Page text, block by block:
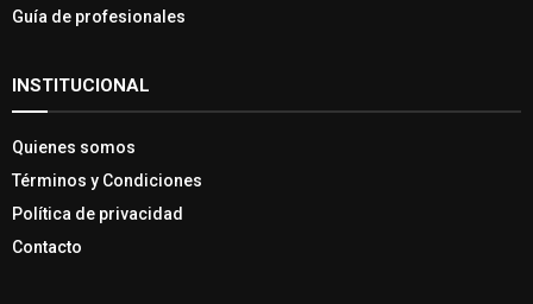
Guía de profesionales
INSTITUCIONAL
Quienes somos
Términos y Condiciones
Política de privacidad
Contacto